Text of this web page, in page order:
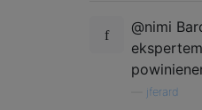
@nimi
jferard